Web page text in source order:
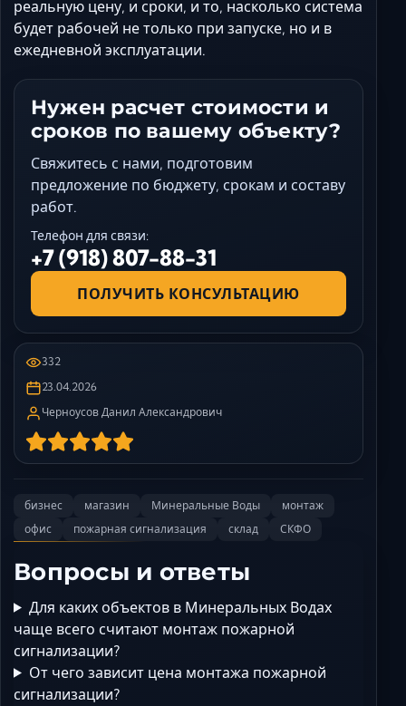
реальную цену, и сроки, и то, насколько система
будет рабочей не только при запуске, но и в
ежедневной эксплуатации.
Нужен расчет стоимости и
сроков по вашему объекту?
Свяжитесь с нами, подготовим
предложение по бюджету, срокам и составу
работ.
Телефон для связи:
+7 (918) 807-88-31
ПОЛУЧИТЬ КОНСУЛЬТАЦИЮ
332
23.04.2026
Черноусов Данил Александрович
бизнес магазин Минеральные Воды
монтаж
офис
пожарная сигнализация склад СКФО
Вопросы и ответы
Для каких объектов в Минеральных Водах
чаще всего считают монтаж пожарной
сигнализации?
От чего зависит цена монтажа пожарной
сигнализации?